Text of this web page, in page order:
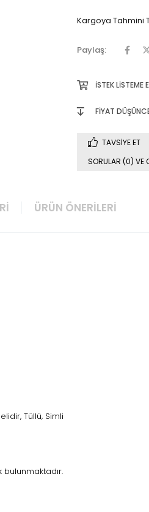
Kargoya Tahmini
Paylaş:
İSTEK LISTEME
FIYAT
TAVSIYE ET
SORULAR (0) VE
ÜRÜN ÖNERILERI
Tüllü, Simli
bulunmaktadır.